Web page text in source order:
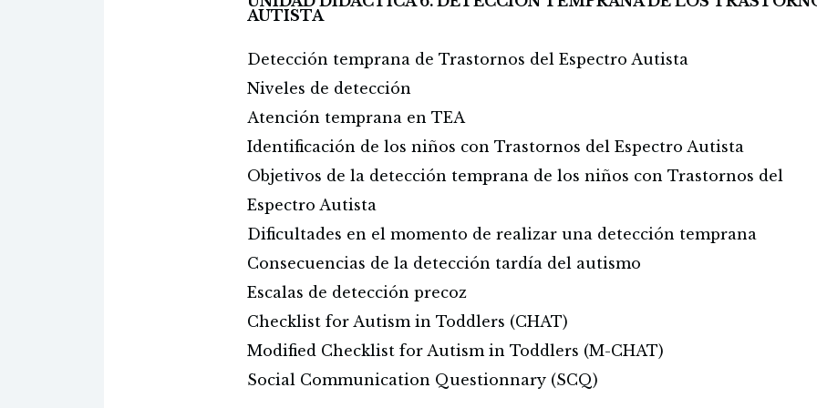
AUTISTA
Detección temprana de Trastornos del Espectro Autista
Niveles de detección
Atención temprana en TEA
Identificación de los niños con Trastornos del Espectro Autista
Objetivos de la detección temprana de los niños con Trastornos del
Espectro Autista
Dificultades en el momento de realizar una detección temprana
Consecuencias de la detección tardía del autismo
Escalas de detección precoz
Checklist for Autism in Toddlers (CHAT)
Modified Checklist for Autism in Toddlers (M-CHAT)
Social Communication Questionnary (SCQ)